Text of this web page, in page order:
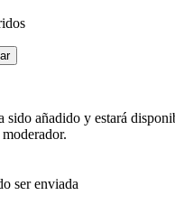
sido añadido y estará
ser enviada